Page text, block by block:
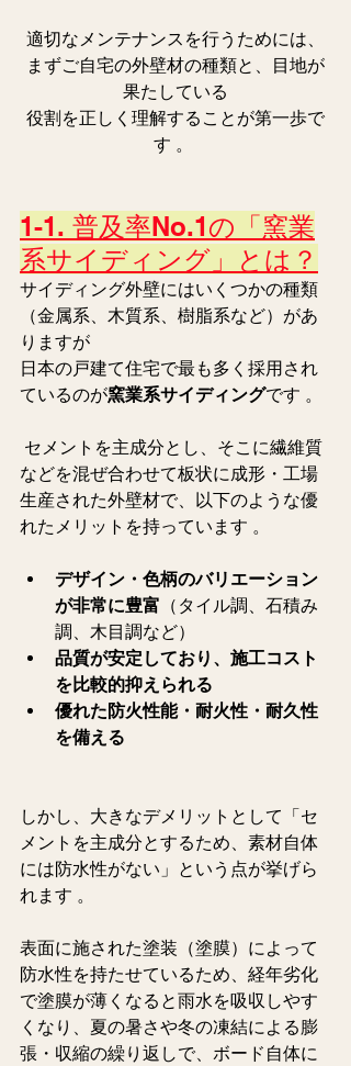
適切なメンテナンスを行うためには、
まずご自宅の外壁材の種類と、目地が
果たしている
役割を正しく理解することが第一歩で
す 。
1-1. 普及率No.1の「窯業
系サイディング」とは？
サイディング外壁にはいくつかの種類
（金属系、木質系、樹脂系など）があ
りますが
日本の戸建て住宅で最も多く採用され
ているのが窯業系サイディングです 。
などを混ぜ合わせて板状に成形・工場
生産された外壁材で、以下のような優
れたメリットを持っています 。
デザイン・色柄のバリエーション
が非常に豊富 （タイル調、石積み
調、木目調など）
品質が安定しており、施工コスト
を比較的抑えられる
優れた防火性能・耐火性・耐久性
を備える
しかし、大きなデメリットとして「セ
メントを主成分とするため、素材自体
には防水性がない」という点が挙げら
れます 。
表面に施された塗装（塗膜）によって
防水性を持たせているため、経年劣化
で塗膜が薄くなると雨水を吸収しやす
くなり、夏の暑さや冬の凍結による膨
張・収縮の繰り返しで、ボード自体に